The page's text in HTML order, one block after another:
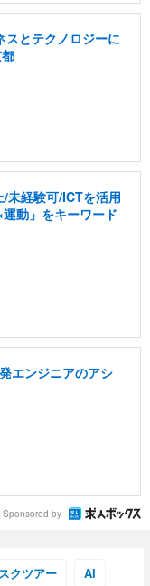
スとテクノロジーに
未経験可/ICTを活用
動」をキーワード
エンジニアのアシ
Sponsored by
クツアー AI